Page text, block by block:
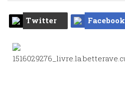
Twitter Facebook